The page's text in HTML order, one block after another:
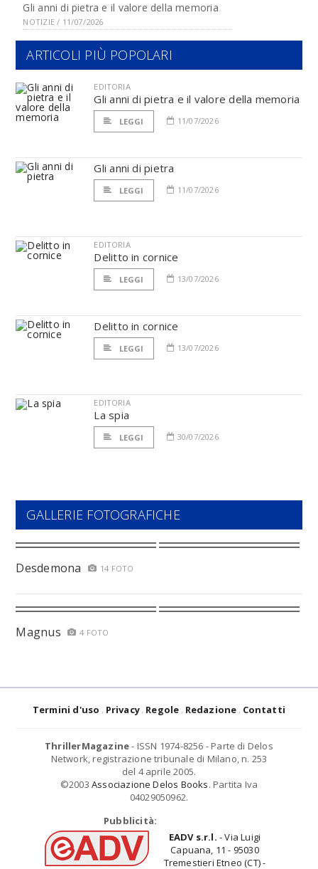
Gli anni di pietra e il valore della memoria
NOTIZIE / 11/07/2026
ARTICOLI PIÙ POPOLARI
EDITORIA
Gli anni di pietra e il valore della memoria
LEGGI 11/07/2026
Gli anni di pietra
LEGGI 11/07/2026
EDITORIA
Delitto in cornice
LEGGI 13/07/2026
Delitto in cornice
LEGGI 13/07/2026
EDITORIA
La spia
LEGGI 30/07/2026
GALLERIE FOTOGRAFICHE
Desdemona 14 FOTO
Magnus 4 FOTO
Termini d'uso Privacy Regole Redazione Contatti
ThrillerMagazine- ISSN 1974-8256 - Parte di Delos
Network, registrazione tribunale di Milano, n. 253
del 4 aprile 2005.
©2003 Associazione Delos Books. Partita Iva
04029050962.
Pubblicità:
EADV s.r.l. - Via Luigi
Capuana, 11 - 95030
Tremestieri Etneo (CT) -